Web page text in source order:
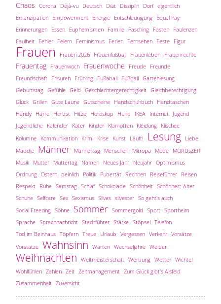
Chaos Corona Déjà-vu Deutsch Diät Disziplin Dorf eigentlich
Emanzipation Empowerment Energie Entschleunigung Equal Pay
Erinnerungen Essen Euphemismen Familie Fasching Fasten Faulenzen
Faulheit Fehler Feiern Feminismus Ferien Fernsehen Feste Figur
Frauen Frauen 2026 Frauenfußball Frauenleben Frauenrechte
Frauentag Frauenwoch Frauenwoche Freude Freunde
Freundschaft Frisuren Frühling Fußaball Fußball Gartenlesung
Geburtstag Gefühle Geld Geschlechtergerechtigkeit Gleichberechtigung
Glück Grillen Gute Laune Gutscheine Handschuhbuch Handtaschen
Handy Harre Herbst Hitze Horoskop Hund IKEA Internet Jugend
Jugendliche Kalender Kater Kinder Klamotten Kleidung Klischee
Kolumne Kommunikation Krimi Krise Kunst Läuft! Lesung Liebe
Maddie Männer Männertag Menschen Mitropa Mode MORDsZEIT
Musik Mutter Muttertag Namen Neues Jahr Neujahr Optimismus
Ordnung Ostern peinlich Politik Pubertät Rechnen Reiseführer Reisen
Respekt Ruhe Samstag Schlaf Schokolade Schönheit Schönheit; Alter
Schuhe Selfcare Sex Sexismus Silves silvester So geht's auch
Social Freezing Söhne Sommer Sommergold Sport Sportheim
Sprache Sprachnachricht Stadtführer Stärke Stöpsel Telefon
Tod im Beinhaus Töpfern Treue Urlaub Vergessen Verkehr Vorsätze
Vorstätze Wahnsinn Warten Wechseljahre Weiber
Weihnachten Weltmeisterschaft Werbung Wetter Wichtel
Wohlfühlen Zahlen Zeit Zeitmanagement Zum Glück gibt's Alsfeld
Zusammenhalt Zuversicht